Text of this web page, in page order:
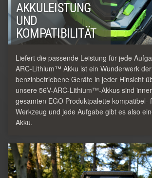
AKKULEISTUNG
UND
KOMPATIBILITÄT
Liefert die passende Leistung für jede
ARC-Lithium™ Akku ist ein Wunderwerk
benzinbetriebene Geräte in jeder Hinsicht
unsere 56V-ARC-Lithium™-Akkus sind
gesamten EGO Produktpalette kompatibel-
Werkzeug und jede Aufgabe gibt es also
Akku.